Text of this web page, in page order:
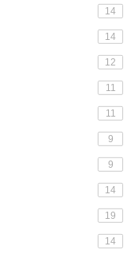
14
14
12
11
11
9
9
14
19
14